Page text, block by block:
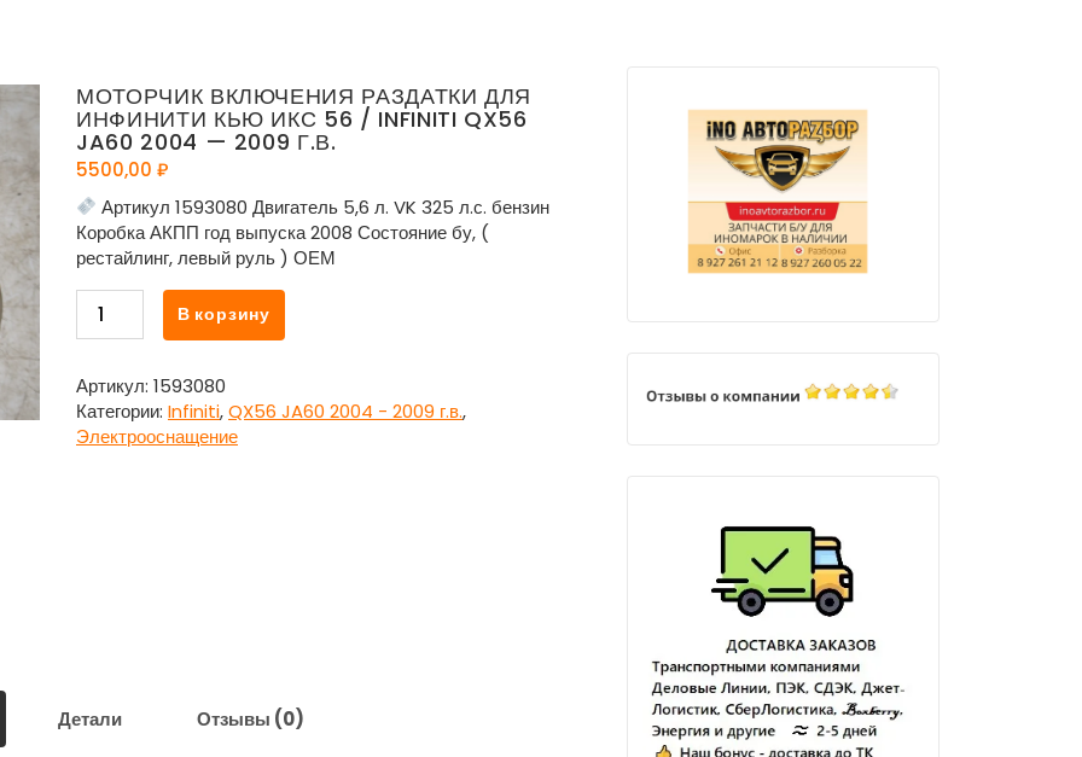
МОТОРЧИК ВКЛЮЧЕНИЯ РАЗДАТКИ ДЛЯ
ИНФИНИТИ КЬЮ ИКС 56 / INFINITI QX56
JA60 2004 — 2009 Г.В.
5500,00 ₽
Артикул 1593080 Двигатель 5,6 л. VK 325 л.с. бензин
Коробка АКПП год выпуска 2008 Состояние бу, (
рестайлинг, левый руль ) ОЕМ
Количество
товара
включения
раздатки
для
Инфинити
г.в.
В корзину
Артикул: 1593080
Категории: Infiniti,QX56 JA60 2004 - 2009 г.в.,
Электрооснащение
Детали Отзывы (0)